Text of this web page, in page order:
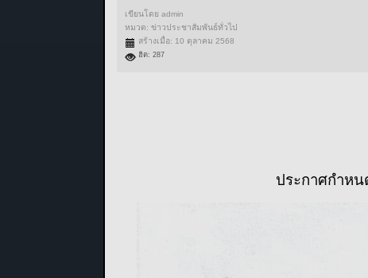
เขียนโดยadmin
หมวด:ข่าวประชาสัมพันธ์ทั่วไป
สร้างเมื่อ: 10 ตุลาคม 2568
ฮิต: 287
ประกาศกำหน